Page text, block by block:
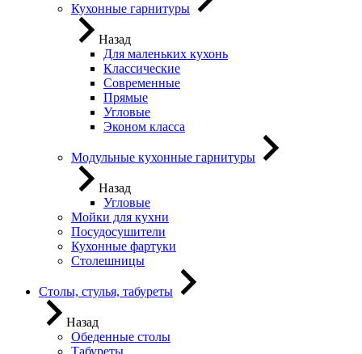
Кухонные гарнитуры
Назад
Для маленьких кухонь
Классические
Современные
Прямые
Угловые
Эконом класса
Модульные кухонные гарнитуры
Назад
Угловые
Мойки для кухни
Посудосушители
Кухонные фартуки
Столешницы
Столы, стулья, табуреты
Назад
Обеденные столы
Табуреты